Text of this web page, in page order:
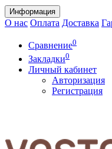
Информация
О нас Оплата Доставка
Сравнение0
Закладки0
Личный кабинет
Авторизация
Регистрация